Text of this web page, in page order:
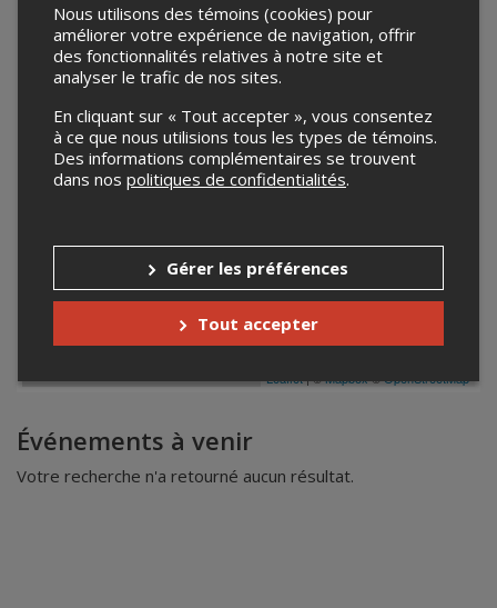
+
−
Leaflet| ©Mapbox©OpenStreetMap
Événements à venir
Votre recherche n'a retourné aucun résultat.
Nous utilisons des témoins (cookies) pour
améliorer votre expérience de navigation, offrir
des fonctionnalités relatives à notre site et
analyser le trafic de nos sites.
En cliquant sur « Tout accepter », vous consentez
à ce que nous utilisions tous les types de témoins.
Des informations complémentaires se trouvent
dans nos politiques de confidentialités.
Gérer les préférences
Tout accepter